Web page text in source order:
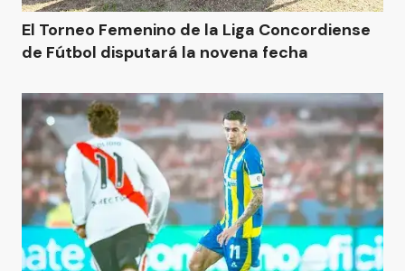
El Torneo Femenino de la Liga Concordiense
de Fútbol disputará la novena fecha